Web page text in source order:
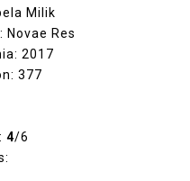
Milik
Res
2017
377
4/6